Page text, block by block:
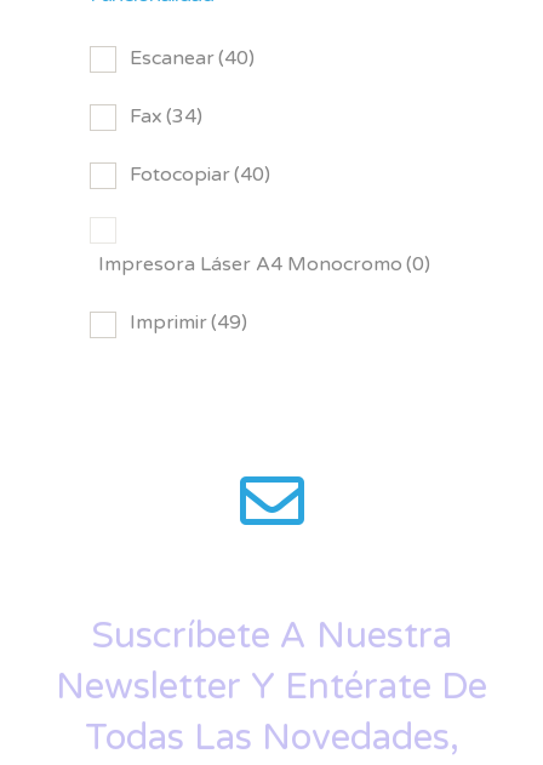
Escanear(40)
Fax (34)
Fotocopiar(40)
Impresora Láser A4 Monocromo (0)
Imprimir(49)
Suscríbete A Nuestra
Newsletter Y Entérate De
Todas Las Novedades,